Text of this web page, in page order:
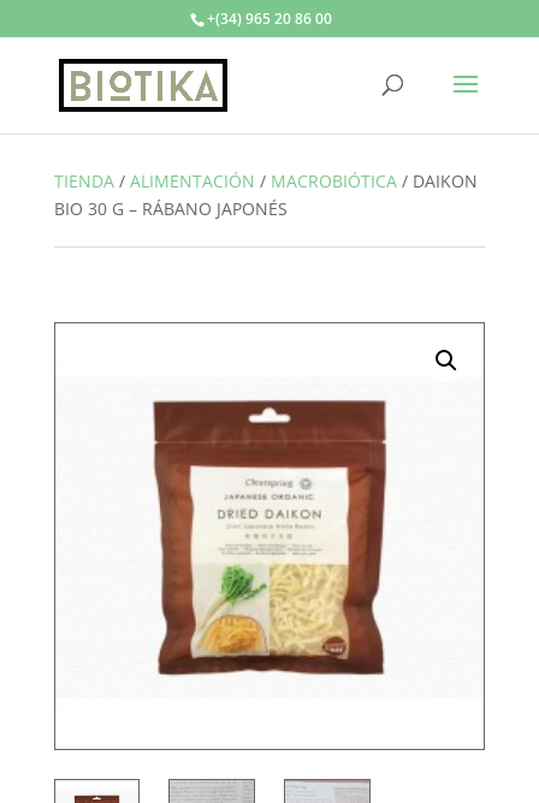
+(34) 965 20 86 00
TIENDA/ ALIMENTACIÓN / MACROBIÓTICA/ DAIKON
BIO 30 G – RÁBANO JAPONÉS